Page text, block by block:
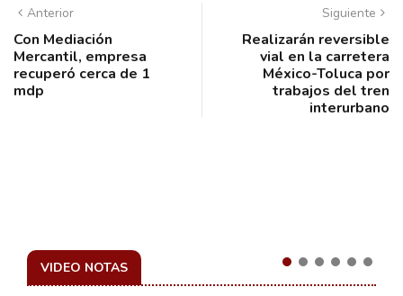
Anterior
Con Mediación
Mercantil, empresa
recuperó cerca de 1
mdp
Siguiente
Realizarán reversible
vial en la carretera
México-Toluca por
trabajos del tren
interurbano
VIDEO NOTAS